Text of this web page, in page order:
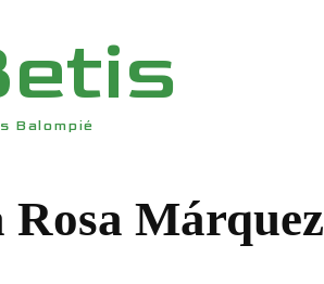
Balompié
Rosa Márquez